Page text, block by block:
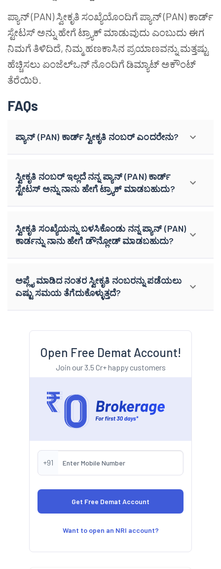
ಪ್ಯಾನ್ (PAN) ಸ್ವೀಕೃತಿ ಸಂಖ್ಯೆಯೊಂದಿಗೆ ಪ್ಯಾನ್ (PAN) ಕಾರ್ಡ್
ಸ್ಟೇಟಸ್ ಅನ್ನು ಹೇಗೆ ಟ್ರ್ಯಾಕ್ ಮಾಡುವುದು ಎಂಬುದು ಈಗ
ನಿಮಗೆ ತಿಳಿದಿದೆ, ನಿಮ್ಮ ಹಣಕಾಸಿನ ಪ್ರಯಾಣವನ್ನು ಮತ್ತಷ್ಟು
ಹೆಚ್ಚಿಸಲು ಏಂಜೆಲ್ಒನ್ ನೊಂದಿಗೆ ಡಿಮ್ಯಾಟ್ ಅಕೌಂಟ್
ತೆರೆಯಿರಿ.
FAQs
ಪ್ಯಾನ್ (PAN) ಕಾರ್ಡ್ ಸ್ವೀಕೃತಿ ನಂಬರ್ ಎಂದರೇನು?
ಸ್ವೀಕೃತಿ ನಂಬರ್ ಇಲ್ಲದೆ ನನ್ನ ಪ್ಯಾನ್ (PAN) ಕಾರ್ಡ್
ಸ್ಟೇಟಸ್ ಅನ್ನು ನಾನು ಹೇಗೆ ಟ್ರ್ಯಾಕ್ ಮಾಡಬಹುದು?
ಸ್ವೀಕೃತಿ ಸಂಖ್ಯೆಯನ್ನು ಬಳಸಿಕೊಂಡು ನನ್ನ ಪ್ಯಾನ್ (PAN)
ಕಾರ್ಡನ್ನು ನಾನು ಹೇಗೆ ಡೌನ್ಲೋಡ್ ಮಾಡಬಹುದು?
ಅಪ್ಲೈ ಮಾಡಿದ ನಂತರ ಸ್ವೀಕೃತಿ ನಂಬರನ್ನು ಪಡೆಯಲು
ಎಷ್ಟು ಸಮಯ ತೆಗೆದುಕೊಳ್ಳುತ್ತದೆ?
Open Free Demat Account!
Join our 3.5 Cr+ happy customers
+91
Want to open an NRI account?